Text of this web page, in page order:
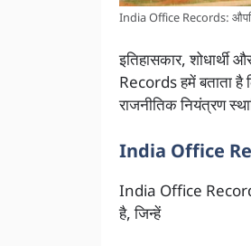
India Office Records:
इतिहासकार, शोधार्थी
Records हमें बताता
राजनीतिक नियंत्रण
India Office
India Office
है, जिन्हें